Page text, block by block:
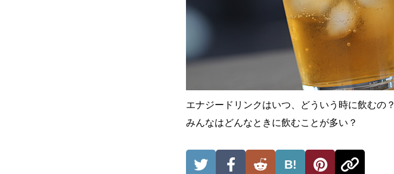
エナジードリンクはいつ、どういう時に飲むの？
みんなはどんなときに飲むことが多い？
B!